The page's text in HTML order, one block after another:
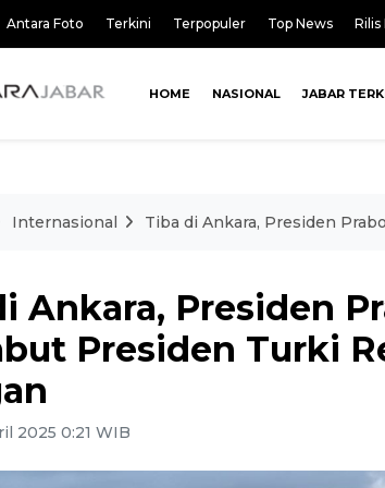
Antara Foto Terkini Terpopuler Top News Rilis
HOME NASIONAL JABAR
Internasional Tiba di Ankara, Presiden
Ankara, Presiden
Presiden Turki
2025 0:21 WIB